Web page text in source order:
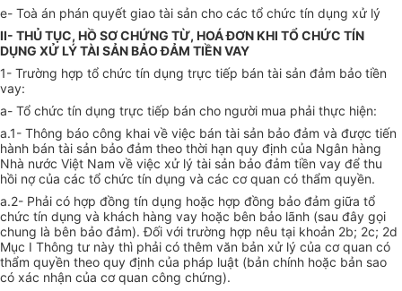
e- Toà án phán quyết giao tài sản cho các tổ chức tín dụng xử lý
II- THỦ TỤC, HỒ SƠ CHỨNG TỪ, HOÁ ĐƠN KHI TỔ CHỨC TÍN
DỤNG XỬ LÝ TÀI SẢN BẢO ĐẢM TIỀN VAY
1- Trường hợp tổ chức tín dụng trực tiếp bán tài sản đảm bảo tiền
vay:
a- Tổ chức tín dụng trực tiếp bán cho người mua phải thực hiện:
a.1- Thông báo công khai về việc bán tài sản bảo đảm và được tiến
hành bán tài sản bảo đảm theo thời hạn quy định của Ngân hàng
Nhà nước Việt Nam về việc xử lý tài sản bảo đảm tiền vay để thu
hồi nợ của các tổ chức tín dụng và các cơ quan có thẩm quyền.
a.2- Phải có hợp đồng tín dụng hoặc hợp đồng bảo đảm giữa tổ
chức tín dụng và khách hàng vay hoặc bên bảo lãnh (sau đây gọi
chung là bên bảo đảm). Đối với trường hợp nêu tại khoản 2b; 2c; 2d
Mục I Thông tư này thì phải có thêm văn bản xử lý của cơ quan có
thẩm quyền theo quy định của pháp luật (bản chính hoặc bản sao
có xác nhận của cơ quan công chứng).